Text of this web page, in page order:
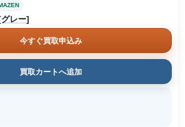
レー]
今すぐ買取申込み
買取カートへ追加